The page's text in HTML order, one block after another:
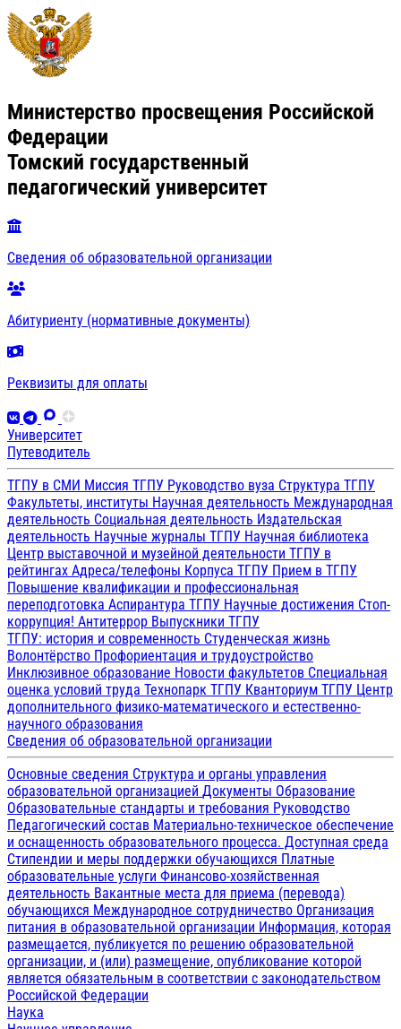
Министерство просвещения Российской
Федерации
Томский государственный
педагогический университет
Сведения об образовательной организации
Абитуриенту (нормативные документы)
Реквизиты для оплаты
Университет
Путеводитель
ТГПУ в СМИ Миссия ТГПУ Руководство вуза Структура ТГПУ
Факультеты, институты Научная деятельность Международная
деятельность Социальная деятельность Издательская
деятельность Научные журналы ТГПУ Научная библиотека
Центр выставочной и музейной деятельности ТГПУ в
рейтингах Адреса/телефоны Корпуса ТГПУ Прием в ТГПУ
Повышение квалификации и профессиональная
переподготовка Аспирантура ТГПУ Научные достижения Стоп-
коррупция! Антитеррор Выпускники ТГПУ
ТГПУ: история и современность Студенческая жизнь
Волонтёрство Профориентация и трудоустройство
Инклюзивное образование Новости факультетов Специальная
оценка условий труда Технопарк ТГПУ Кванториум ТГПУ Центр
дополнительного физико-математического и естественно-
научного образования
Сведения об образовательной организации
Основные сведения Структура и органы управления
образовательной организацией Документы Образование
Образовательные стандарты и требования Руководство
Педагогический состав Материально-техническое обеспечение
и оснащенность образовательного процесса. Доступная среда
Стипендии и меры поддержки обучающихся Платные
образовательные услуги Финансово-хозяйственная
деятельность Вакантные места для приема (перевода)
обучающихся Международное сотрудничество Организация
питания в образовательной организации Информация, которая
размещается, публикуется по решению образовательной
организации, и (или) размещение, опубликование которой
является обязательным в соответствии с законодательством
Российской Федерации
Наука